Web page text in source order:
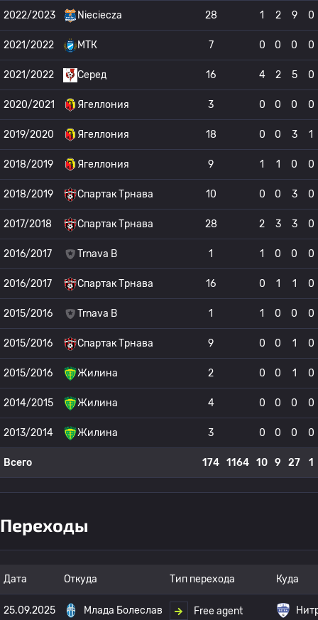
2022/2023 Nieciecza 28 1 2 9 0
2021/2022 МТК 7 0 0 0 0
2021/2022 Серед 16 4 2 5 0
2020/2021 Ягеллония 3 0 0 0 0
2019/2020 Ягеллония 18 0 0 3 1
2018/2019 Ягеллония 9 1 1 0 0
2018/2019 Спартак Трнава 10 0 0 3 0
2017/2018 Спартак Трнава 28 2 3 3 0
2016/2017 Trnava B 1 1 0 0 0
2016/2017 Спартак Трнава 16 0 1 1 0
2015/2016 Trnava B 1 1 0 0 0
2015/2016 Спартак Трнава 9 0 0 1 0
2015/2016 Жилина 2 0 0 1 0
2014/2015 Жилина 4 0 0 0 0
2013/2014 Жилина 3 0 0 0 0
Всего 174 1164 10 9 27 1
Переходы
Дата Откуда Тип перехода Куда
25.09.2025 Млада Болеслав Free agent